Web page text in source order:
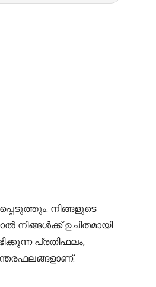
നിങ്ങളുടെ
നിങ്ങൾക്ക് ഉചിതമായി
പ്രതിഫലം,